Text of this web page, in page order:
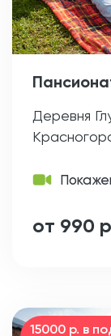
Деревня
от 990
15000 р. в